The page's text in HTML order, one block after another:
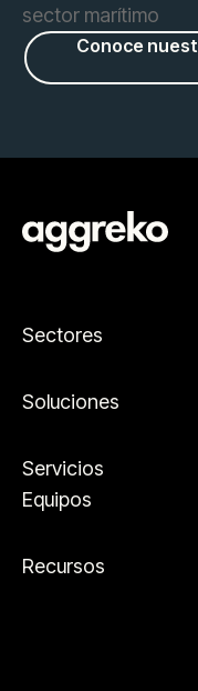
sector marítimo
Conoce
Sectores
Soluciones
Servicios
Equipos
Recursos